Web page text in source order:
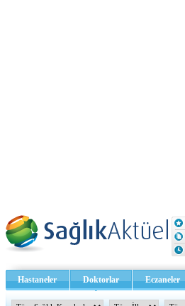
Hastaneler Doktorlar Eczaneler
Sağlık TV - Video İletişim